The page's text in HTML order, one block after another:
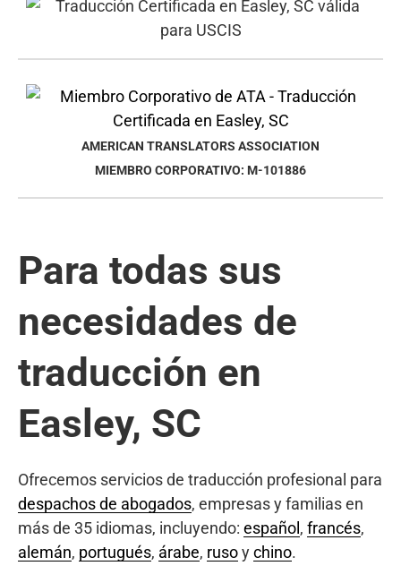
AMERICAN TRANSLATORS ASSOCIATION
MIEMBRO CORPORATIVO: M-101886
Para todas sus
necesidades de
traducción en
Easley, SC
Ofrecemos servicios de traducción profesional para
despachos de abogados, empresas y familias en
más de 35 idiomas, incluyendo: español , francés,
alemán, portugués, árabe, rusoychino.